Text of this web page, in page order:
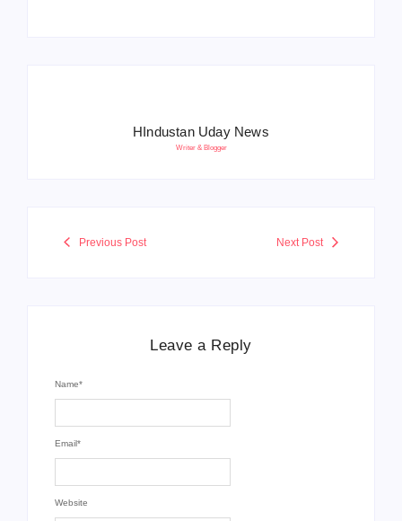
HIndustan Uday News
Writer & Blogger
Previous Post Next Post
Leave a Reply
Name*
Email*
Website